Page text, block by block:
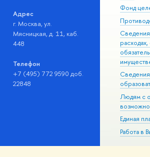
Адрес
г. Москва, ул.
Мясницкая, д. 11, каб.
448
Телефон
+7 (495) 772 9590 доб.
22848
Фонд
Людям с
Единая
Работа в